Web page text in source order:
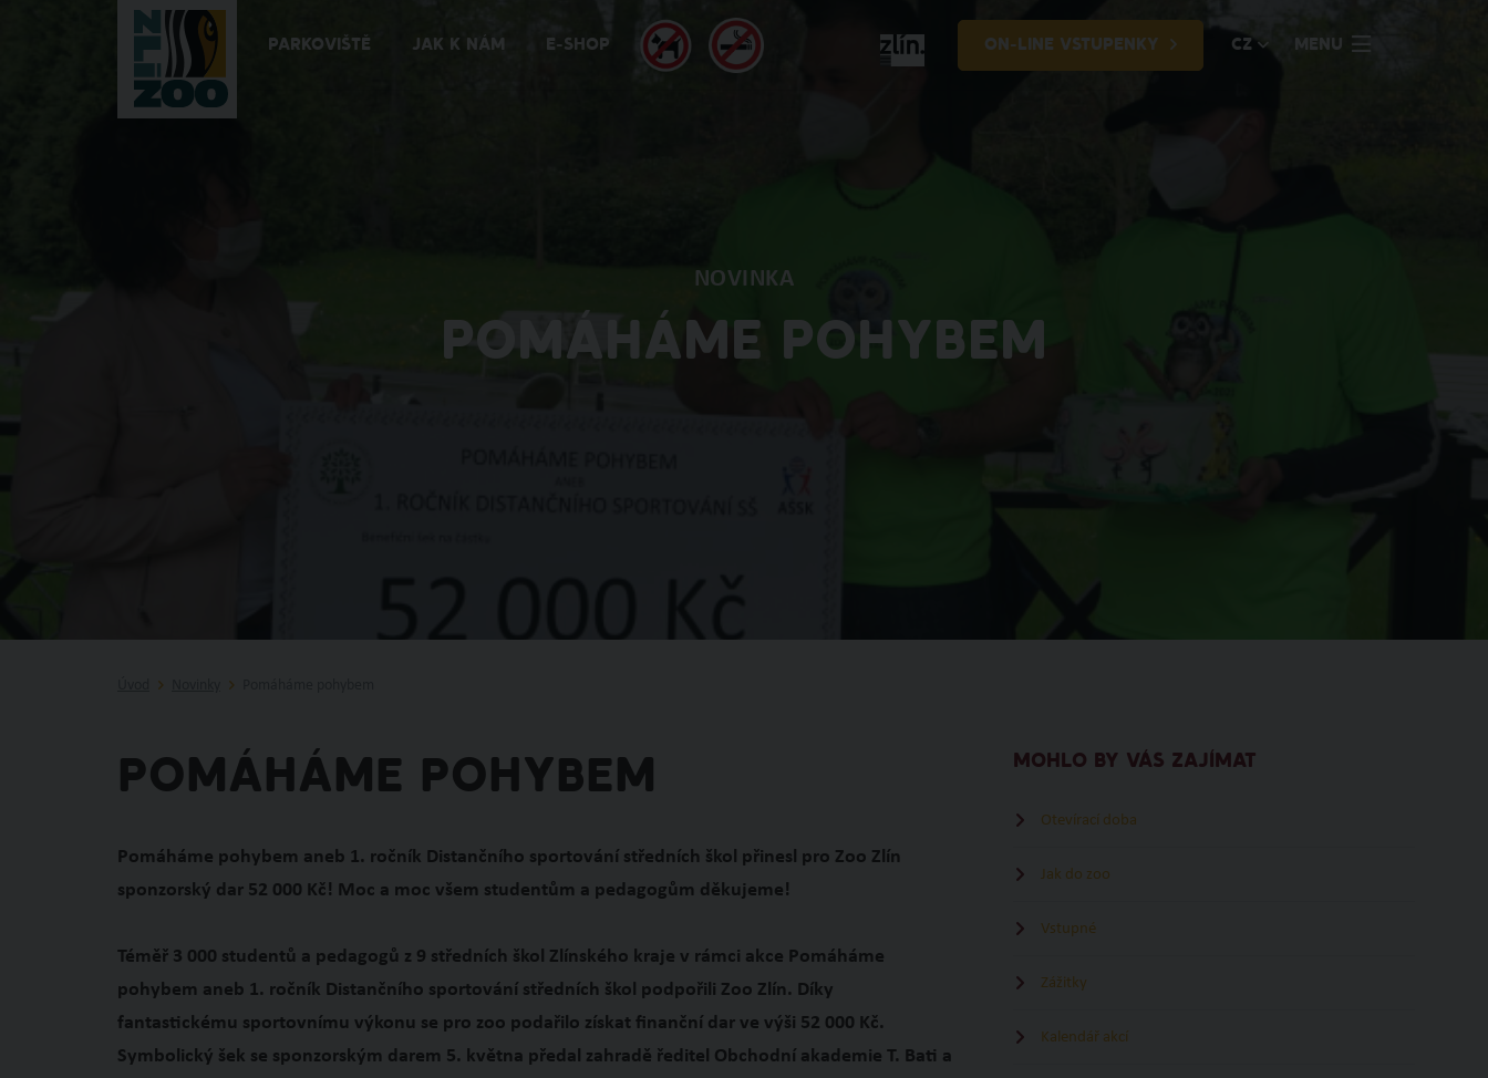
PARKOVIŠTĚ JAK K NÁM E-SHOP ON-LINE VSTUPENKY CZ MENU
NOVINKA
POMÁHÁME POHYBEM
Pomáháme pohybem
Pomáháme pohybem aneb 1. ročník Distančního sportování středních škol přinesl pro Zoo Zlín
sponzorský dar 52 000 Kč! Moc a moc všem studentům a pedagogům děkujeme!
Téměř 3 000 studentů a pedagogů z 9 středních škol Zlínského kraje v rámci akce Pomáháme
pohybem aneb 1. ročník Distančního sportování středních škol podpořili Zoo Zlín. Díky
fantastickému sportovnímu výkonu se pro zoo podařilo získat finanční dar ve výši 52 000 Kč.
Symbolický šek se sponzorským darem 5. května předal zahradě ředitel Obchodní akademie T. Bati a
MOHLO BY VÁS ZAJÍMAT
Otevírací doba
Jak do zoo
Vstupné
Zážitky
Kalendář akcí